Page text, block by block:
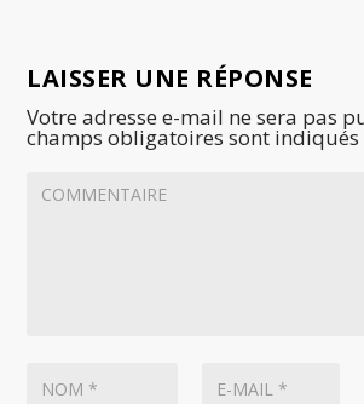
LAISSER UNE RÉPONSE
Votre adresse e-mail ne sera pas
champs obligatoires sont